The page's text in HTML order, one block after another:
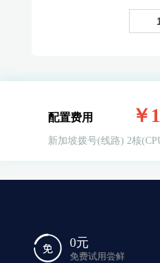
配置费用 ￥
新加坡拨号(线路) 2核
0元
免费试用尝鲜